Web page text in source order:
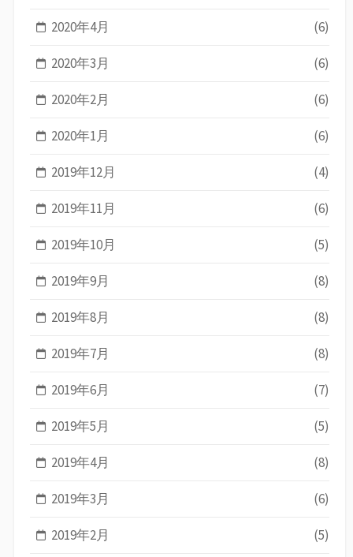
2020年4月 (6)
2020年3月 (6)
2020年2月 (6)
2020年1月 (6)
2019年12月 (4)
2019年11月 (6)
2019年10月 (5)
2019年9月 (8)
2019年8月 (8)
2019年7月 (8)
2019年6月 (7)
2019年5月 (5)
2019年4月 (8)
2019年3月 (6)
2019年2月 (5)